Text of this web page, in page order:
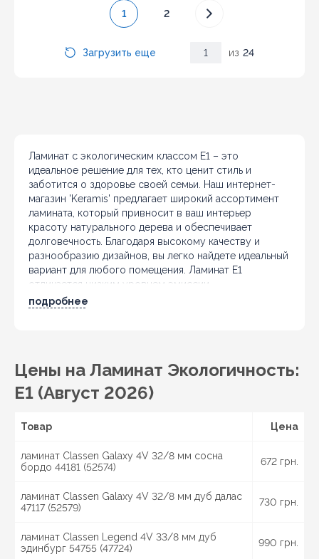
Загрузить еще
1 2
1 из 24
Ламинат с экологическим классом E1 – это
идеальное решение для тех, кто ценит стиль и
заботится о здоровье своей семьи. Наш интернет-
магазин 'Keramis' предлагает широкий ассортимент
ламината, который привносит в ваш интерьер
красоту натурального дерева и обеспечивает
долговечность. Благодаря высокому качеству и
разнообразию дизайнов, вы легко найдете идеальный
вариант для любого помещения. Ламинат E1
отличается низким уровнем эмиссии
формальдегидов, что делает его безопасным для
создать уникальный стиль вашего интерьера. Не
забывайте, что правильно подобранное покрытие
может стать акцентом в вашем дизайне, подчеркивая
найдете только проверенные и сертифицированные
Долговечность, эстетика и забота об экологии – это
то, что мы предлагаем вам в каждой доске ламината.
Покупай с доставкой по Украине:
Киев
Борисполь, Белая Церковь, Славутич,
Днепр
Харьков, Чугуев, Красноград, Изюм, Николаев,
Вознесенск, Мукачево, Ужгород, Луцк, Ковель, Ровно,
подробнее
Цены на Ламинат Экологичность:
E1 (Август 2026)
Товар Цена
ламинат Classen Galaxy 4V 32/8 мм сосна
бордо 44181 (52574)
672 грн.
ламинат Classen Galaxy 4V 32/8 мм дуб далас
47117 (52579)
730 грн.
ламинат Classen Legend 4V 33/8 мм дуб
эдинбург 54755 (47724)
990 грн.